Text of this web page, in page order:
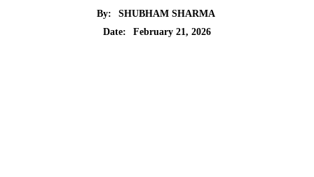
By:
SHUBHAM SHARMA
Date:
February 21, 2026